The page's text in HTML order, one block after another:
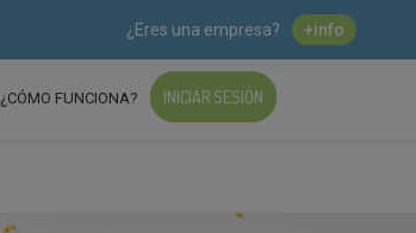
¿Eres una empresa? +info
¿CÓMO FUNCIONA? INICIAR SESIÓN